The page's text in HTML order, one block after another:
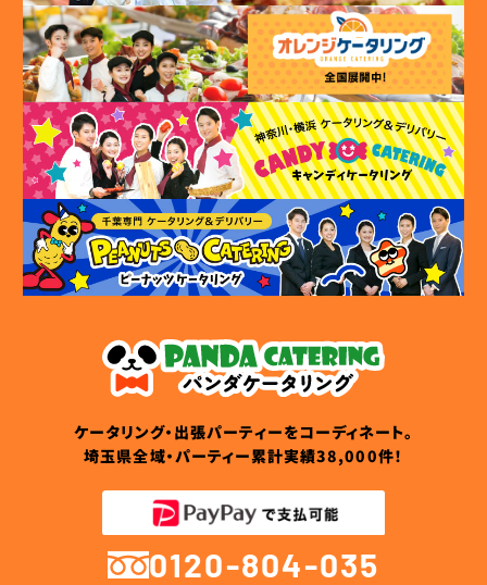
ケータリング・出張パーティーをコーディネート。
埼玉県全域・パーティー累計実績38,000件！
0120-804-035